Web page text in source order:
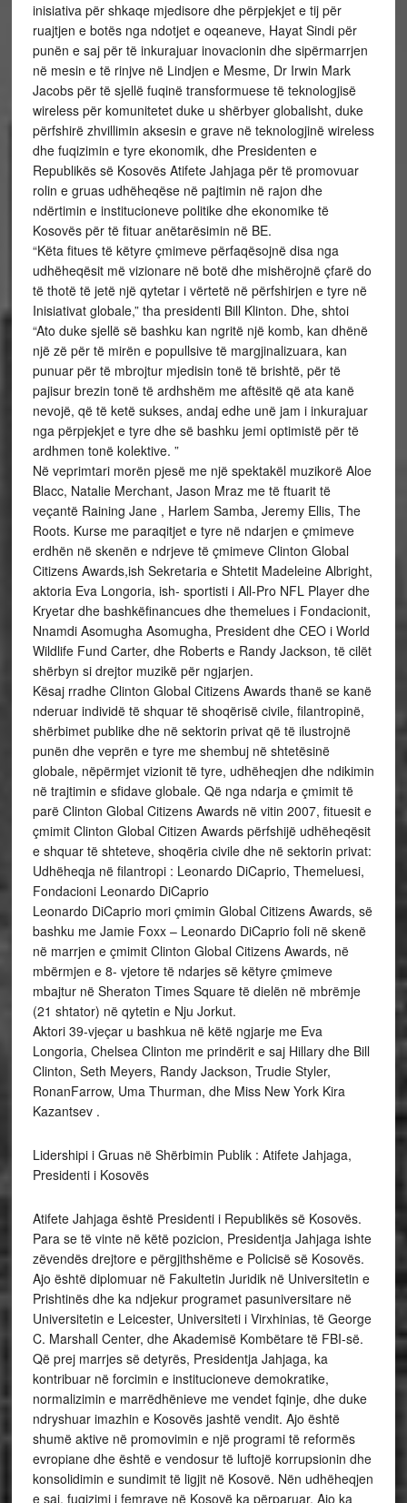
inisiativa për shkaqe mjedisore dhe përpjekjet e tij për
ruajtjen e botës nga ndotjet e oqeaneve, Hayat Sindi për
punën e saj për të inkurajuar inovacionin dhe sipërmarrjen
në mesin e të rinjve në Lindjen e Mesme, Dr Irwin Mark
Jacobs për të sjellë fuqinë transformuese të teknologjisë
wireless për komunitetet duke u shërbyer globalisht, duke
përfshirë zhvillimin aksesin e grave në teknologjinë wireless
dhe fuqizimin e tyre ekonomik, dhe Presidenten e
Republikës së Kosovës Atifete Jahjaga për të promovuar
rolin e gruas udhëheqëse në pajtimin në rajon dhe
ndërtimin e institucioneve politike dhe ekonomike të
Kosovës për të fituar anëtarësimin në BE.
“Këta fitues të këtyre çmimeve përfaqësojnë disa nga
udhëheqësit më vizionare në botë dhe mishërojnë çfarë do
të thotë të jetë një qytetar i vërtetë në përfshirjen e tyre në
Inisiativat globale,” tha presidenti Bill Klinton. Dhe, shtoi
“Ato duke sjellë së bashku kan ngritë një komb, kan dhënë
një zë për të mirën e popullsive të margjinalizuara, kan
punuar për të mbrojtur mjedisin tonë të brishtë, për të
pajisur brezin tonë të ardhshëm me aftësitë që ata kanë
nevojë, që të ketë sukses, andaj edhe unë jam i inkurajuar
nga përpjekjet e tyre dhe së bashku jemi optimistë për të
ardhmen tonë kolektive. ”
Në veprimtari morën pjesë me një spektakël muzikorë Aloe
Blacc, Natalie Merchant, Jason Mraz me të ftuarit të
veçantë Raining Jane , Harlem Samba, Jeremy Ellis, The
Roots. Kurse me paraqitjet e tyre në ndarjen e çmimeve
erdhën në skenën e ndrjeve të çmimeve Clinton Global
Citizens Awards,ish Sekretaria e Shtetit Madeleine Albright,
aktoria Eva Longoria, ish- sportisti i All-Pro NFL Player dhe
Kryetar dhe bashkëfinancues dhe themelues i Fondacionit,
Nnamdi Asomugha Asomugha, President dhe CEO i World
Wildlife Fund Carter, dhe Roberts e Randy Jackson, të cilët
shërbyn si drejtor muzikë për ngjarjen.
Kësaj rradhe Clinton Global Citizens Awards thanë se kanë
nderuar individë të shquar të shoqërisë civile, filantropinë,
shërbimet publike dhe në sektorin privat që të ilustrojnë
punën dhe veprën e tyre me shembuj në shtetësinë
globale, nëpërmjet vizionit të tyre, udhëheqjen dhe ndikimin
në trajtimin e sfidave globale. Që nga ndarja e çmimit të
parë Clinton Global Citizens Awards në vitin 2007, fituesit e
çmimit Clinton Global Citizen Awards përfshijë udhëheqësit
e shquar të shteteve, shoqëria civile dhe në sektorin privat:
Udhëheqja në filantropi : Leonardo DiCaprio, Themeluesi,
Fondacioni Leonardo DiCaprio
Leonardo DiCaprio mori çmimin Global Citizens Awards, së
bashku me Jamie Foxx – Leonardo DiCaprio foli në skenë
në marrjen e çmimit Clinton Global Citizens Awards, në
mbërmjen e 8- vjetore të ndarjes së këtyre çmimeve
mbajtur në Sheraton Times Square të dielën në mbrëmje
(21 shtator) në qytetin e Nju Jorkut.
Aktori 39-vjeçar u bashkua në këtë ngjarje me Eva
Longoria, Chelsea Clinton me prindërit e saj Hillary dhe Bill
Clinton, Seth Meyers, Randy Jackson, Trudie Styler,
RonanFarrow, Uma Thurman, dhe Miss New York Kira
Kazantsev .
Lidershipi i Gruas në Shërbimin Publik : Atifete Jahjaga,
Presidenti i Kosovës
Atifete Jahjaga është Presidenti i Republikës së Kosovës.
Para se të vinte në këtë pozicion, Presidentja Jahjaga ishte
zëvendës drejtore e përgjithshëme e Policisë së Kosovës.
Ajo është diplomuar në Fakultetin Juridik në Universitetin e
Prishtinës dhe ka ndjekur programet pasuniversitare në
Universitetin e Leicester, Universiteti i Virxhinias, të George
C. Marshall Center, dhe Akademisë Kombëtare të FBI-së.
Që prej marrjes së detyrës, Presidentja Jahjaga, ka
kontribuar në forcimin e institucioneve demokratike,
normalizimin e marrëdhënieve me vendet fqinje, dhe duke
ndryshuar imazhin e Kosovës jashtë vendit. Ajo është
shumë aktive në promovimin e një programi të reformës
evropiane dhe është e vendosur të luftojë korrupsionin dhe
konsolidimin e sundimit të ligjit në Kosovë. Nën udhëheqjen
e saj, fuqizimi i femrave në Kosovë ka përparuar. Ajo ka